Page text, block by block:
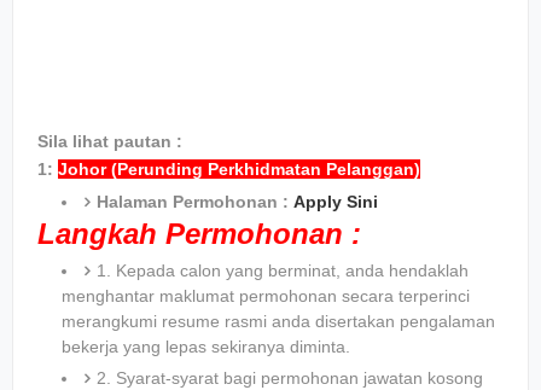
Sila lihat pautan :
1: Johor (Perunding Perkhidmatan Pelanggan)
Halaman Permohonan : Apply Sini
Langkah Permohonan :
1. Kepada calon yang berminat, anda hendaklah
menghantar maklumat permohonan secara terperinci
merangkumi resume rasmi anda disertakan pengalaman
bekerja yang lepas sekiranya diminta.
2. Syarat-syarat bagi permohonan jawatan kosong